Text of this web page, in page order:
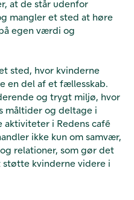
at de står udenfor
mangler et sted at høre
egen værdi og
sted, hvor kvinderne
en del af et fællesskab.
og trygt miljø, hvor
måltider og deltage i
aktiviteter i Redens café
ikke kun om samvær,
relationer, som gør det
kvinderne videre i